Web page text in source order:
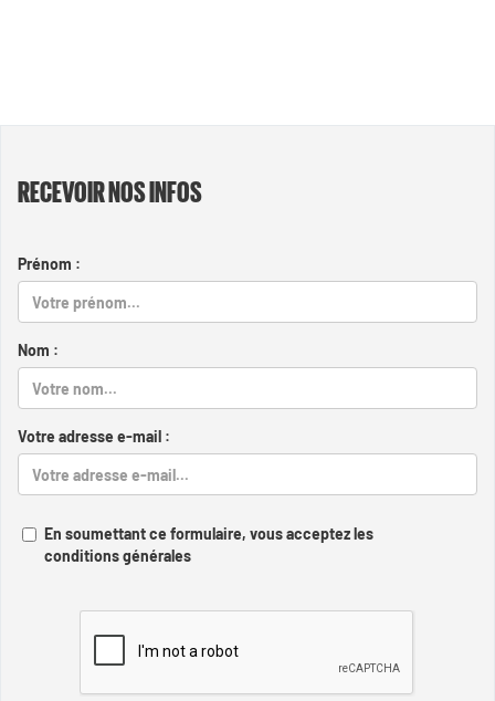
RECEVOIR NOS INFOS
Prénom :
Nom :
Votre adresse e-mail :
En soumettant ce formulaire, vous acceptez les
conditions générales